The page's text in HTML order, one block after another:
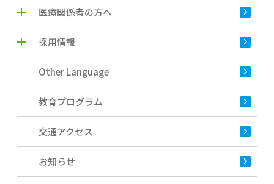
医療関係者の方へ
採用情報
Other Language
教育プログラム
交通アクセス
お知らせ